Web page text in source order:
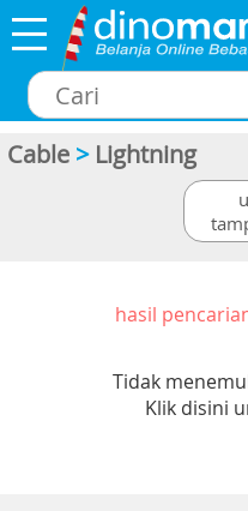
Cable > Lightning
hasil
Tidak
Klik disini